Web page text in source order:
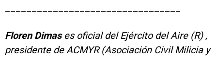
Floren Dimases oficial del Ejército del Aire (R) ,
presidente de ACMYR (Asociación Civil Milicia y